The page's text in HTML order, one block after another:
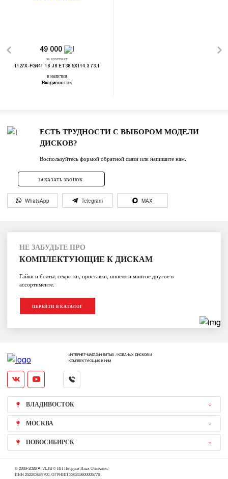
49 000
за комплект
1127X-FG441 18 J8 ET38 5X114.3 73.1
в наличии
Владивосток
ЕСТЬ ТРУДНОСТИ С ВЫБОРОМ МОДЕЛИ
ДИСКОВ?
Воспользуйтесь формой обратной связи или напишите нам.
ЗАКАЗАТЬ ЗВОНОК
WhatsApp Telegram MAX
НЕ ЗАБУДЬТЕ ПРО
КОМПЛЕКТУЮЩИЕ К ДИСКАМ
Гайки и болты, секретки, проставки, нипеля и многое другое в
ассортименте.
ПЕРЕЙТИ В КАТАЛОГ
ИНТЕРНЕТ-МАГАЗИН ЛИТЫХ / КОВАНЫХ ДИСКОВ И
КОМПЛЕКТУЮЩИХ К НИМ
ВЛАДИВОСТОК
МОСКВА
НОВОСИБИРСК
© 2009-2026 ATVL.su © ИП Петруня Илья Олегович,
ИНН 252203689700, ОГРНИП 326253600005776